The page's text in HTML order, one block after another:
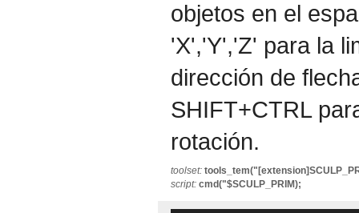
objetos en el
'X','Y','Z' para la
dirección de
SHIFT+CTRL
rotación.
toolset:
script: cmd("$SCULP_PRIM);